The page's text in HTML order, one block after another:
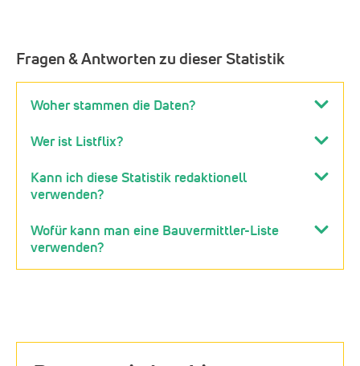
Fragen & Antworten zu dieser Statistik
Woher stammen die Daten?
Wer ist Listflix?
Kann ich diese Statistik redaktionell
verwenden?
Wofür kann man eine Bauvermittler-Liste
verwenden?